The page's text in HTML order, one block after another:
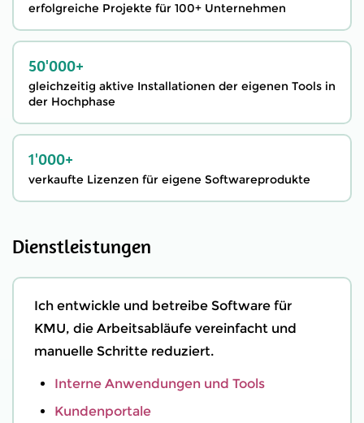
erfolgreiche Projekte für 100+ Unternehmen
50'000+
gleichzeitig aktive Installationen der eigenen Tools in
der Hochphase
1'000+
verkaufte Lizenzen für eigene Softwareprodukte
Dienstleistungen
Ich entwickle und betreibe Software für
KMU, die Arbeitsabläufe vereinfacht und
manuelle Schritte reduziert.
Interne Anwendungen und Tools
Kundenportale